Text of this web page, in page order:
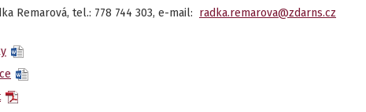
Remarová, tel.: 778 744 303, e-mail: radka.remarova@zdarns.cz